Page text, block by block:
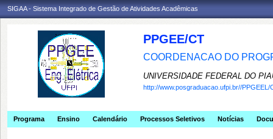
SIGAA - Sistema Integrado de Gestão de Atividades Acadêmicas
PPGEE/CT
COORDENACAO DO
UNIVERSIDADE FEDERAL DO
http://www.posgraduacao.ufpi.br//PPGEEL/
Programa Ensino Calendário Processos Seletivos Notícias